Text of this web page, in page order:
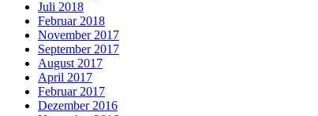
Juli 2018
Februar 2018
November 2017
September 2017
August 2017
April 2017
Februar 2017
Dezember 2016